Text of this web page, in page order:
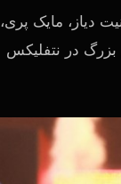
دیاز، مایک پری،
بزرگ در نتفلیکس